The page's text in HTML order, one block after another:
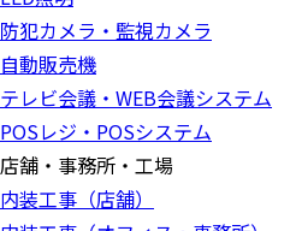
防犯カメラ・監視カメラ
自動販売機
テレビ会議・WEB会議システム
POSレジ・POSシステム
店舗・事務所・工場
内装工事（店舗）